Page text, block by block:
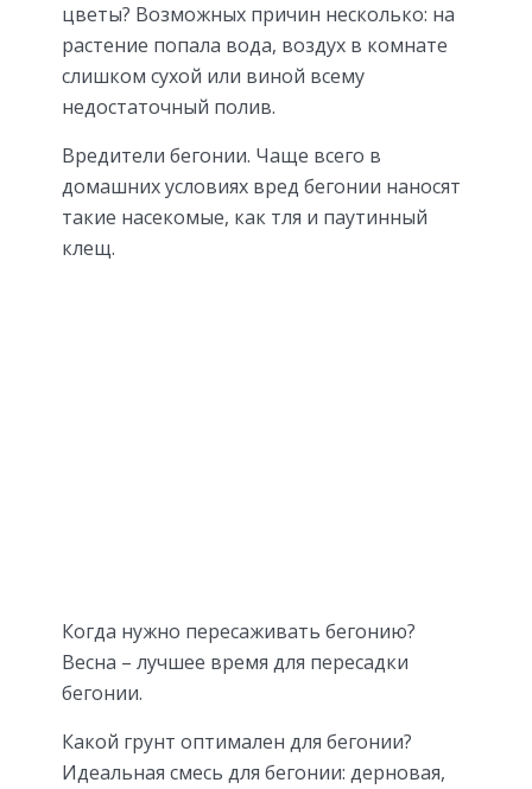
цветы? Возможных причин несколько: на
растение попала вода, воздух в комнате
слишком сухой или виной всему
недостаточный полив.
Вредители бегонии. Чаще всего в
домашних условиях вред бегонии наносят
такие насекомые, как тля и паутинный
клещ.
Когда нужно пересаживать бегонию?
Весна – лучшее время для пересадки
бегонии.
Какой грунт оптимален для бегонии?
Идеальная смесь для бегонии: дерновая,